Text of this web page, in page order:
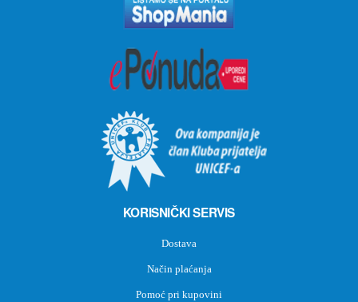
KORISNIČKI SERVIS
Dostava
Način plaćanja
Pomoć pri kupovini